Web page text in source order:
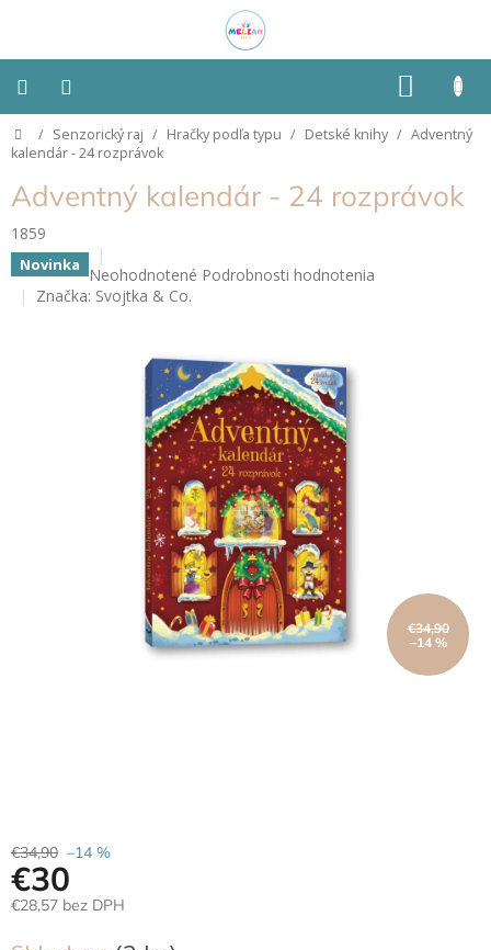
KOŠÍK
Montessori
Detská
izba
Senzorické
Domov
/ Senzorický raj / Hračky podľa typu / Detské knihy / Adventný
kalendár - 24 rozprávok
Adventný kalendár - 24 rozprávok
1859
Novinka Priemerné
hodnotenie
hviezdičiek.
Neohodnotené Podrobnosti hodnotenia
Značka: Svojtka & Co.
€34,90
–14 %
€34,90 –14 %
€30
€28,57 bez DPH